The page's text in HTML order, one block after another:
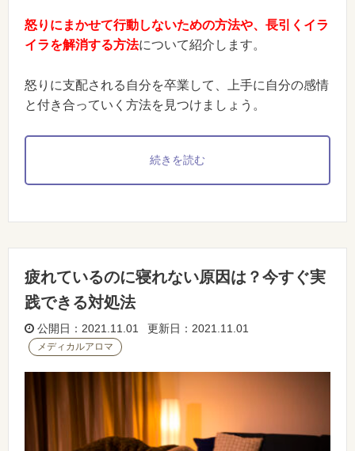
怒りにまかせて行動しないための方法や、長引くイラ
イラを解消する方法について紹介します。
怒りに支配される自分を卒業して、上手に自分の感情
と付き合っていく方法を見つけましょう。
続きを読む
疲れているのに寝れない原因は？今すぐ実
践できる対処法
公開日：2021.11.01 更新日：2021.11.01
メディカルアロマ